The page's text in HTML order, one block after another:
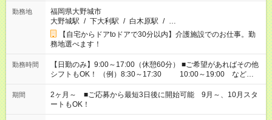
勤務地
福岡県大野城市
大野城駅 / 下大利駅 / 白木原駅 / …
【自宅からドアtoドアで30分以内】介護施設でのお仕事。勤
務地選べます！
勤務時間
【日勤のみ】9:00～17:00（休憩60分） ■ご希望があればその他
シフトもOK！ （例）8:30～17:30 10:00～19:00 など
「家族とお休みを合わせたい」 「できれば残業はしたくない」
など、あなたのご希望に沿ったお仕事をご紹介します！ ※Wワ
ーク希望の方へ 今ご覧のお仕事で希望する勤務時間と、もう1つ
のお仕事の勤務時間。 合計で週40時間を超える場合は応募でき
期間
2ヶ月～ ■ご応募から最短3日後に開始可能 9月～、10月スタ
ートもOK！